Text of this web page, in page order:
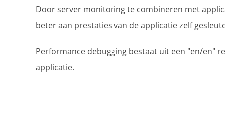
Door server monitoring te combineren met
beter aan prestaties van de applicatie zelf
Performance debugging bestaat uit een "en/en"
applicatie.